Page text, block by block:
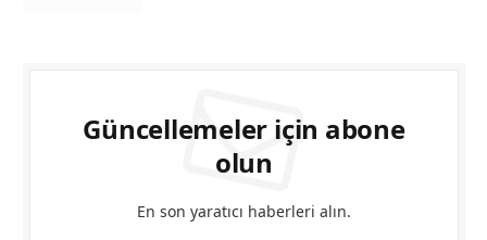
Güncellemeler için abone
olun
En son yaratıcı haberleri alın.